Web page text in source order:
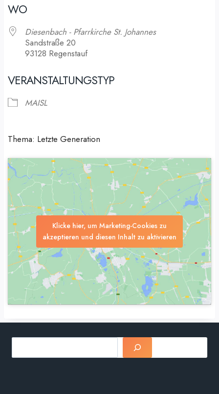
WO
Diesenbach - Pfarrkirche St. Johannes
Sandstraße 20
93128 Regenstauf
VERANSTALTUNGSTYP
MAISL
Thema: Letzte Generation
Klicke hier, um Marketing-Cookies zu
akzeptieren und diesen Inhalt zu aktivieren
Suchen